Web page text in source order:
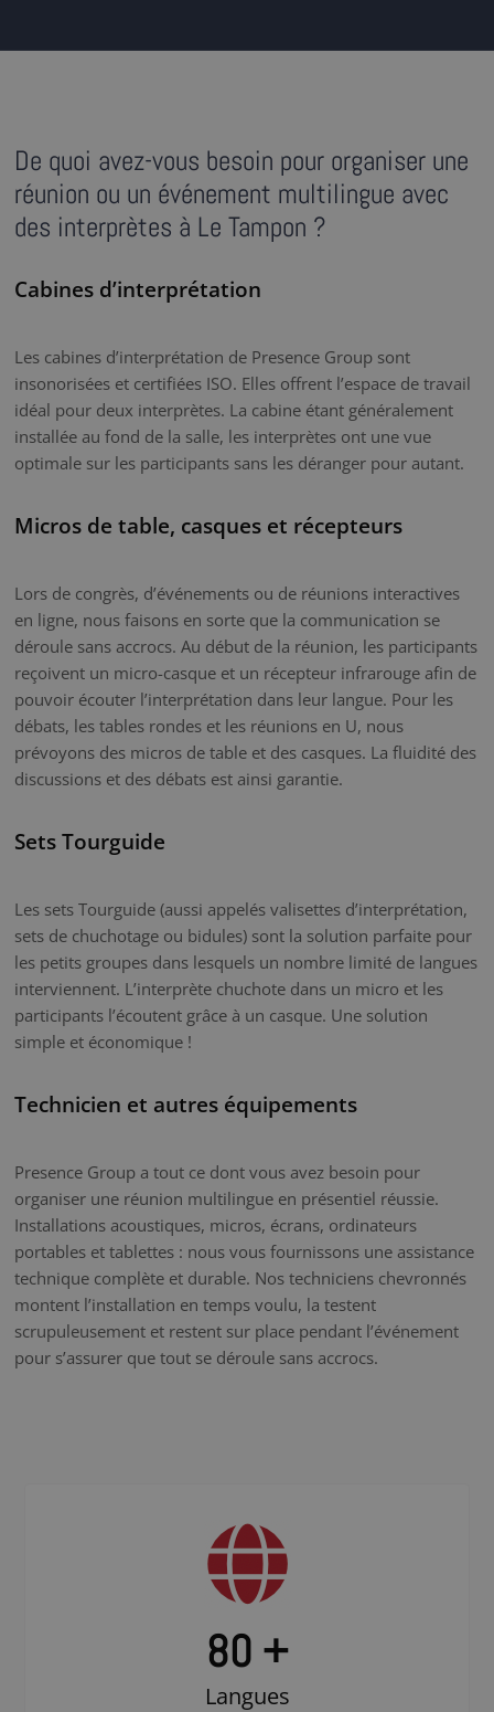
De quoi avez-vous besoin pour organiser une
réunion ou un événement multilingue avec
des interprètes à Le Tampon ?
Cabines d’interprétation
Les cabines d’interprétation de Presence Group sont
insonorisées et certifiées ISO. Elles offrent l’espace de travail
idéal pour deux interprètes. La cabine étant généralement
installée au fond de la salle, les interprètes ont une vue
optimale sur les participants sans les déranger pour autant.
Micros de table, casques et récepteurs
Lors de congrès, d’événements ou de réunions interactives
en ligne, nous faisons en sorte que la communication se
déroule sans accrocs. Au début de la réunion, les participants
reçoivent un micro-casque et un récepteur infrarouge afin de
pouvoir écouter l’interprétation dans leur langue. Pour les
débats, les tables rondes et les réunions en U, nous
prévoyons des micros de table et des casques. La fluidité des
discussions et des débats est ainsi garantie.
Sets Tourguide
Les sets Tourguide (aussi appelés valisettes d’interprétation,
sets de chuchotage ou bidules) sont la solution parfaite pour
les petits groupes dans lesquels un nombre limité de langues
interviennent. L’interprète chuchote dans un micro et les
participants l’écoutent grâce à un casque. Une solution
simple et économique !
Technicien et autres équipements
Presence Group a tout ce dont vous avez besoin pour
organiser une réunion multilingue en présentiel réussie.
Installations acoustiques, micros, écrans, ordinateurs
portables et tablettes : nous vous fournissons une assistance
technique complète et durable. Nos techniciens chevronnés
montent l’installation en temps voulu, la testent
scrupuleusement et restent sur place pendant l’événement
pour s’assurer que tout se déroule sans accrocs.
80 +
Langues